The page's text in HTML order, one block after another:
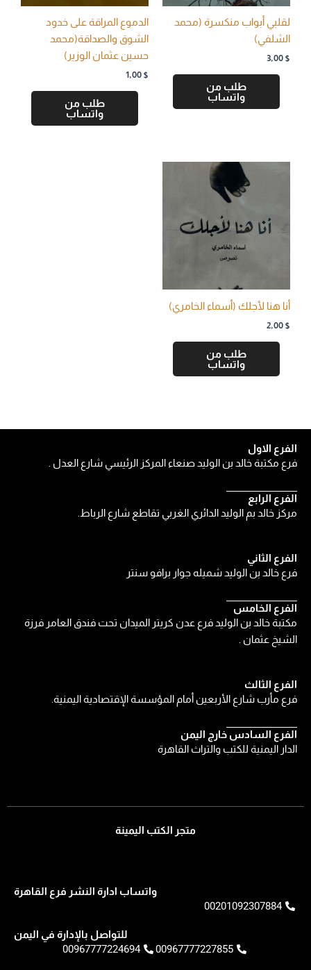
لقلبي أبواب منكسرة (محمد
الشلفي)
3,00 $
طلب من
واتساب
الدموع المراقة على خدود
الشوق والصداقة(محمد
حسين عثمان الوزير)
1,00 $
طلب من
واتساب
أنا هنا لأجلك (أسماء الخامري)
2,00 $
طلب من
واتساب
الفرع الثالث
فرع مأرب شارع الأربعين أمام المؤسسة الإقتصادية اليمنية.
الفرع السادس خارج اليمن
الدار اليمنية للكتب والتراث القاهرة
الفرع الثاني
فرع خالد بن الوليد شميله جوار برافو سنتر
الفرع الخامس
مكتبة خالد بن الوليد فرع عدن كريتر الميدان تحت فندق العامر فرزة
الشيخ عثمان .
الفرع الاول
فرع مكتبة خالد بن الوليد صنعاء المركز الرئيسي شارع العدل .
الفرع الرابع
مركز خالد بم الوليد الدائري الغربي تقاطع شارع الرباط.
متجر الكتب اليمينة
واتساب ادارة النشر فرع القاهرة
00201092307884
للتواصل بالإدارة في اليمن
00967777227855
00967777224694